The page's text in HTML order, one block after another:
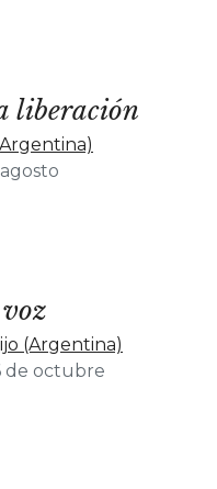
liberación
(Argentina)
de octubre